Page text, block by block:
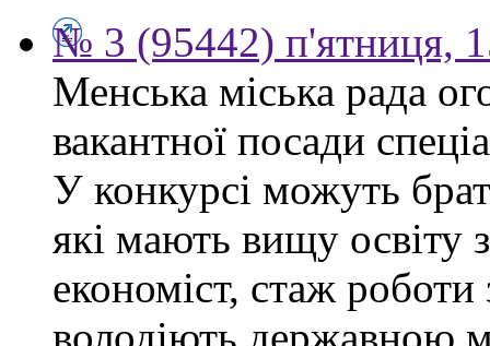
№ 3 (95442) п'ятниця,
Менська міська рада
вакантної посади
У конкурсі можуть
які мають вищу освіту
економіст, стаж
володіють державною